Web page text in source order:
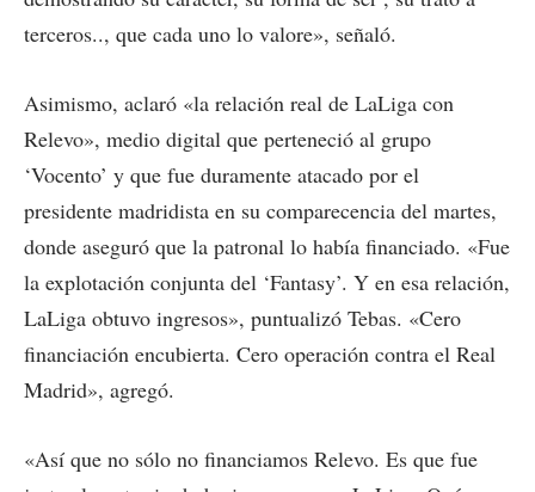
terceros.., que cada uno lo valore», señaló.
Asimismo, aclaró «la relación real de LaLiga con
Relevo», medio digital que perteneció al grupo
‘Vocento’ y que fue duramente atacado por el
presidente madridista en su comparecencia del martes,
donde aseguró que la patronal lo había financiado. «Fue
la explotación conjunta del ‘Fantasy’. Y en esa relación,
LaLiga obtuvo ingresos», puntualizó Tebas. «Cero
financiación encubierta. Cero operación contra el Real
Madrid», agregó.
«Así que no sólo no financiamos Relevo. Es que fue